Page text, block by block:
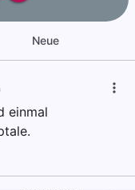
Neue
einmal